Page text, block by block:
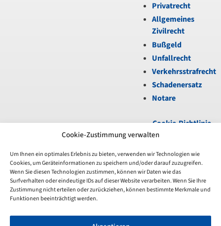
Cookie-Zustimmung verwalten
Um Ihnen ein optimales Erlebnis zu bieten, verwenden wir Technologien wie
Cookies, um Geräteinformationen zu speichern und/oder darauf zuzugreifen.
Wenn Sie diesen Technologien zustimmen, können wir Daten wie das
Surfverhalten oder eindeutige IDs auf dieser Website verarbeiten. Wenn Sie Ihre
Zustimmung nicht erteilen oder zurückziehen, können bestimmte Merkmale und
Funktionen beeinträchtigt werden.
Unfortunately,
the
7-
day
period
Privatrecht
Allgemeines
Zivilrecht
Bußgeld
Unfallrecht
Verkehrsstrafrecht
Schadenersatz
Notare
Cookie-Richtlinie
(EU)